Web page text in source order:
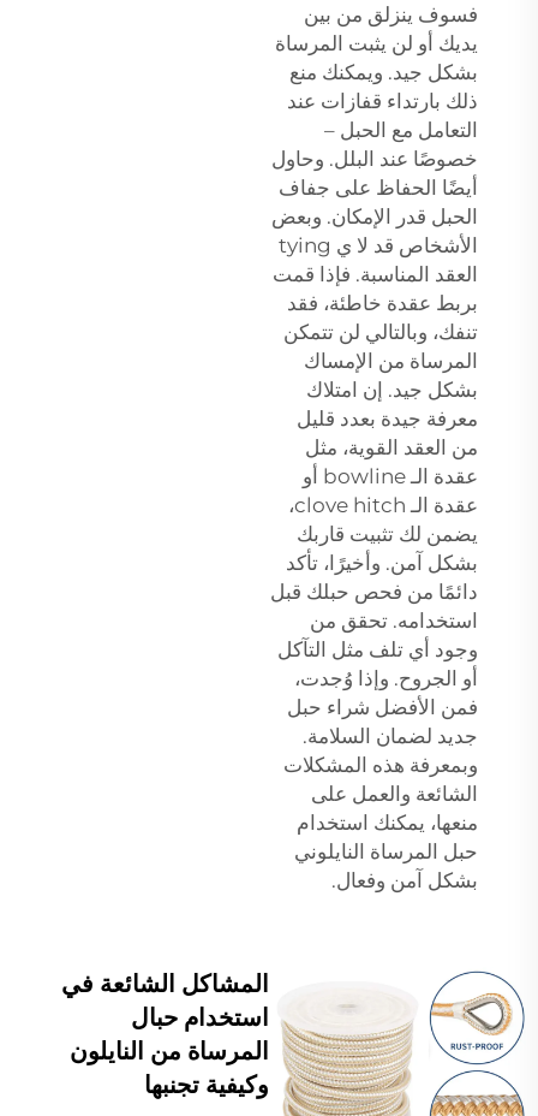
فسوف ينزلق من بين
يديك أو لن يثبت المرساة
بشكل جيد. ويمكنك منع
ذلك بارتداء قفازات عند
التعامل مع الحبل –
خصوصًا عند البلل. وحاول
أيضًا الحفاظ على جفاف
الحبل قدر الإمكان. وبعض
الأشخاص قد لا ي tying
العقد المناسبة. فإذا قمت
بربط عقدة خاطئة، فقد
تنفك، وبالتالي لن تتمكن
المرساة من الإمساك
بشكل جيد. إن امتلاك
معرفة جيدة بعدد قليل
من العقد القوية، مثل
عقدة الـ bowline أو
عقدة الـ clove hitch،
يضمن لك تثبيت قاربك
بشكل آمن. وأخيرًا، تأكد
دائمًا من فحص حبلك قبل
استخدامه. تحقق من
وجود أي تلف مثل التآكل
أو الجروح. وإذا وُجدت،
فمن الأفضل شراء حبل
جديد لضمان السلامة.
وبمعرفة هذه المشكلات
الشائعة والعمل على
منعها، يمكنك استخدام
حبل المرساة النايلوني
بشكل آمن وفعال.
المشاكل الشائعة في
استخدام حبال
المرساة من النايلون
وكيفية تجنبها